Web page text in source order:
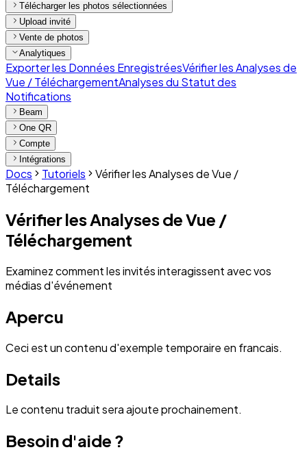
Télécharger les photos sélectionnées
Upload invité
Vente de photos
Analytiques
Exporter les Données EnregistréesVérifier les Analyses de
Vue / TéléchargementAnalyses du Statut des
Notifications
Beam
One QR
Compte
Intégrations
Docs Tutoriels
Vérifier les Analyses de Vue /
Téléchargement
Vérifier les Analyses de Vue /
Téléchargement
Examinez comment les invités interagissent avec vos
médias d'événement
Apercu
Ceci est un contenu d'exemple temporaire en francais.
Details
Le contenu traduit sera ajoute prochainement.
Besoin d'aide ?